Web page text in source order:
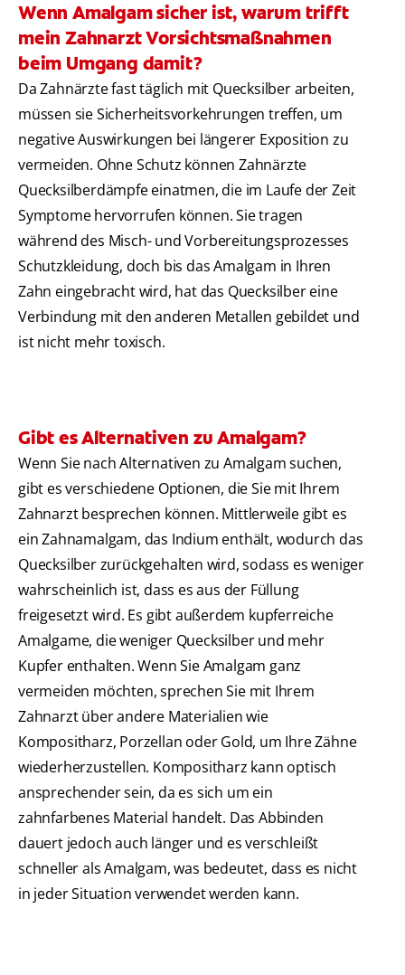
Wenn Amalgam sicher ist, warum trifft
mein Zahnarzt Vorsichtsmaßnahmen
beim Umgang damit?
Da Zahnärzte fast täglich mit Quecksilber arbeiten,
müssen sie Sicherheitsvorkehrungen treffen, um
negative Auswirkungen bei längerer Exposition zu
vermeiden. Ohne Schutz können Zahnärzte
Quecksilberdämpfe einatmen, die im Laufe der Zeit
Symptome hervorrufen können. Sie tragen
während des Misch- und Vorbereitungsprozesses
Schutzkleidung, doch bis das Amalgam in Ihren
Zahn eingebracht wird, hat das Quecksilber eine
Verbindung mit den anderen Metallen gebildet und
ist nicht mehr toxisch.
Gibt es Alternativen zu Amalgam?
Wenn Sie nach Alternativen zu Amalgam suchen,
gibt es verschiedene Optionen, die Sie mit Ihrem
Zahnarzt besprechen können. Mittlerweile gibt es
ein Zahnamalgam, das Indium enthält, wodurch das
Quecksilber zurückgehalten wird, sodass es weniger
wahrscheinlich ist, dass es aus der Füllung
freigesetzt wird. Es gibt außerdem kupferreiche
Amalgame, die weniger Quecksilber und mehr
Kupfer enthalten. Wenn Sie Amalgam ganz
vermeiden möchten, sprechen Sie mit Ihrem
Zahnarzt über andere Materialien wie
Kompositharz, Porzellan oder Gold, um Ihre Zähne
wiederherzustellen. Kompositharz kann optisch
ansprechender sein, da es sich um ein
zahnfarbenes Material handelt. Das Abbinden
dauert jedoch auch länger und es verschleißt
schneller als Amalgam, was bedeutet, dass es nicht
in jeder Situation verwendet werden kann.